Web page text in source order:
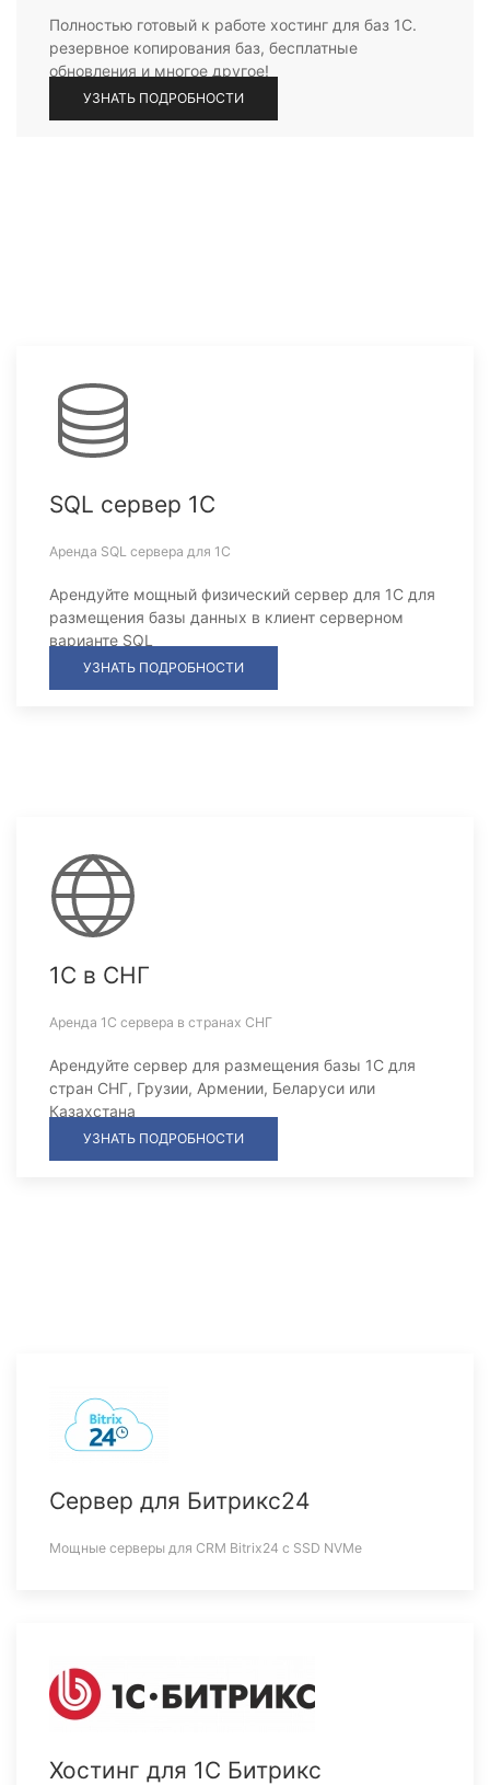
Полностью готовый к работе хостинг для баз 1С.
резервное копирования баз, бесплатные
обновления и многое другое!
УЗНАТЬ ПОДРОБНОСТИ
SQL сервер 1С
Аренда SQL сервера для 1С
Арендуйте мощный физический сервер для 1С для
размещения базы данных в клиент серверном
варианте SQL
УЗНАТЬ ПОДРОБНОСТИ
1С в СНГ
Аренда 1С сервера в странах СНГ
Арендуйте сервер для размещения базы 1С для
стран СНГ, Грузии, Армении, Беларуси или
Казахстана
УЗНАТЬ ПОДРОБНОСТИ
Сервер для Битрикс24
Мощные серверы для CRM Bitrix24 c SSD NVMe
Хостинг для 1С Битрикс